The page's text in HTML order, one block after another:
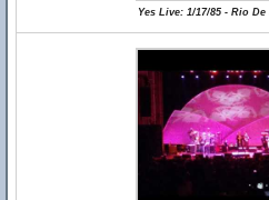
Yes Live: 1/17/85 - Rio